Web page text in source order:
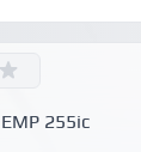
255ic